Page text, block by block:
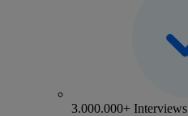
3.000.000+ Interviews